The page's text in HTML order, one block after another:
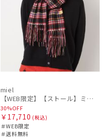
miel
【WEB限定】【ストール】ミエル(miel) カシミヤ100％ チェック ストール レディース メンズ ウォッシャブル 洗えるカシミヤ
30%OFF
￥17,710 (税込)
＃WEB限定
＃送料無料